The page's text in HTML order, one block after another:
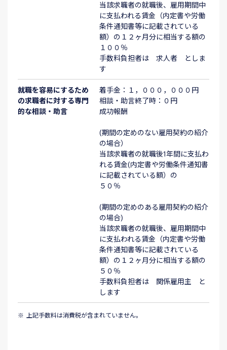
当該求職者の就職後、雇用期間中
に支払われる賃金（内定書や労働
条件通知書等に記載されている
額）の１２ヶ月分に相当する額の
１００％
手数料負担者は 求人者 としま
す
就職を容易にするため
の求職者に対する専門
的な相談・助言
着手金：１，０００，０００円
相談・助言終了時：０円
成功報酬
(期間の定めのない雇用契約の紹介
の場合）
当該求職者の就職後1年間に支払わ
れる賃金(内定書や労働条件通知書
に記載されている額）の
５０％
(期間の定めのある雇用契約の紹介
の場合)
当該求職者の就職後、雇用期間中
に支払われる賃金（内定書や労働
条件通知書等に記載されている
額）の１２ヶ月分に相当する額の
５０％
手数料負担者は 関係雇用主 と
します
上記手数料は消費税が含まれていません。